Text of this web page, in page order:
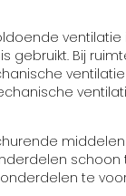
gebruikt. Bij
schoon
te